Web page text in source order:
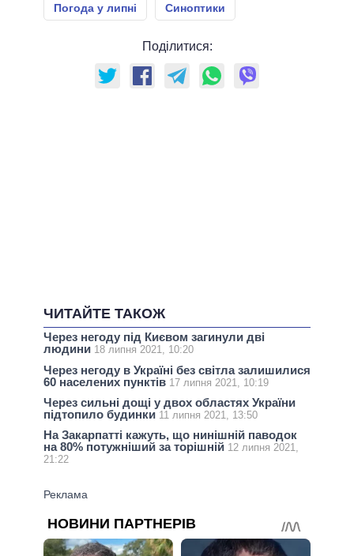
Погода у липні Синоптики
Поділитися:
ЧИТАЙТЕ ТАКОЖ
Через негоду під Києвом загинули дві
людини 18 липня 2021, 10:20
Через негоду в Україні без світла залишилися
60 населених пунктів 17 липня 2021, 10:19
Через сильні дощі у двох областях України
підтопило будинки 11 липня 2021, 13:50
На Закарпатті кажуть, що нинішній паводок
на 80% потужніший за торішній 12 липня 2021,
21:22